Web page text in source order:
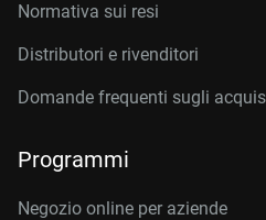
Normativa sui resi
Distributori e rivenditori
Domande frequenti sugli
Programmi
Negozio online per aziende